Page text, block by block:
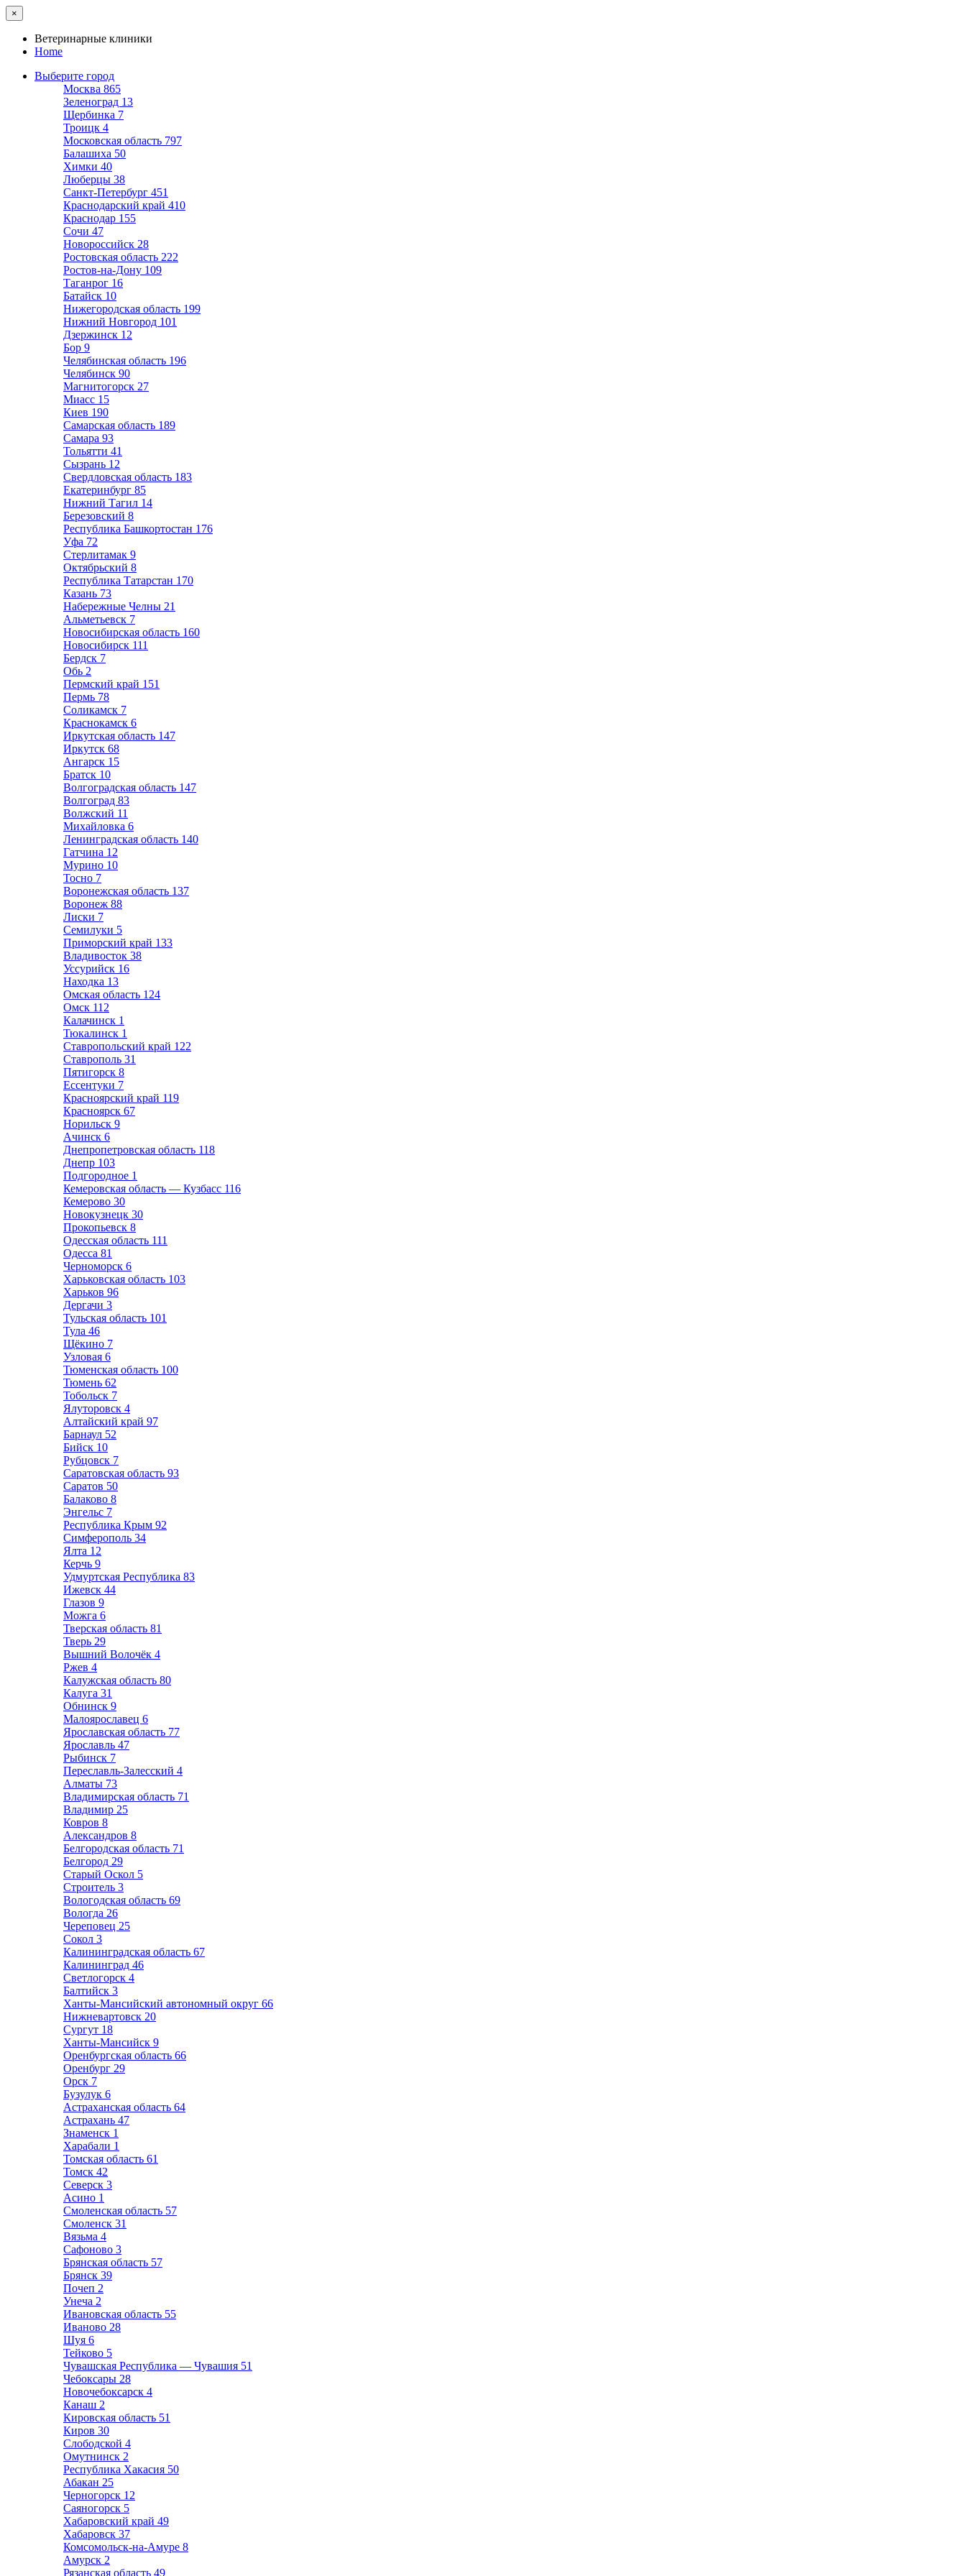
×
Ветеринарные клиники
Home
Выберите город
Москва 865
Зеленоград 13
Щербинка 7
Троицк 4
Московская область 797
Балашиха 50
Химки 40
Люберцы 38
Санкт-Петербург 451
Краснодарский край 410
Краснодар 155
Сочи 47
Новороссийск 28
Ростовская область 222
Ростов-на-Дону 109
Таганрог 16
Батайск 10
Нижегородская область 199
Нижний Новгород 101
Дзержинск 12
Бор 9
Челябинская область 196
Челябинск 90
Магнитогорск 27
Миасс 15
Киев 190
Самарская область 189
Самара 93
Тольятти 41
Сызрань 12
Свердловская область 183
Екатеринбург 85
Нижний Тагил 14
Березовский 8
Республика Башкортостан 176
Уфа 72
Стерлитамак 9
Октябрьский 8
Республика Татарстан 170
Казань 73
Набережные Челны 21
Альметьевск 7
Новосибирская область 160
Новосибирск 111
Бердск 7
Обь 2
Пермский край 151
Пермь 78
Соликамск 7
Краснокамск 6
Иркутская область 147
Иркутск 68
Ангарск 15
Братск 10
Волгоградская область 147
Волгоград 83
Волжский 11
Михайловка 6
Ленинградская область 140
Гатчина 12
Мурино 10
Тосно 7
Воронежская область 137
Воронеж 88
Лиски 7
Семилуки 5
Приморский край 133
Владивосток 38
Уссурийск 16
Находка 13
Омская область 124
Омск 112
Калачинск 1
Тюкалинск 1
Ставропольский край 122
Ставрополь 31
Пятигорск 8
Ессентуки 7
Красноярский край 119
Красноярск 67
Норильск 9
Ачинск 6
Днепропетровская область 118
Днепр 103
Подгородное 1
Кемеровская область — Кузбасс 116
Кемерово 30
Новокузнецк 30
Прокопьевск 8
Одесская область 111
Одесса 81
Черноморск 6
Харьковская область 103
Харьков 96
Дергачи 3
Тульская область 101
Тула 46
Щёкино 7
Узловая 6
Тюменская область 100
Тюмень 62
Тобольск 7
Ялуторовск 4
Алтайский край 97
Барнаул 52
Бийск 10
Рубцовск 7
Саратовская область 93
Саратов 50
Балаково 8
Энгельс 7
Республика Крым 92
Симферополь 34
Ялта 12
Керчь 9
Удмуртская Республика 83
Ижевск 44
Глазов 9
Можга 6
Тверская область 81
Тверь 29
Вышний Волочёк 4
Ржев 4
Калужская область 80
Калуга 31
Обнинск 9
Малоярославец 6
Ярославская область 77
Ярославль 47
Рыбинск 7
Переславль-Залесский 4
Алматы 73
Владимирская область 71
Владимир 25
Ковров 8
Александров 8
Белгородская область 71
Белгород 29
Старый Оскол 5
Строитель 3
Вологодская область 69
Вологда 26
Череповец 25
Сокол 3
Калининградская область 67
Калининград 46
Светлогорск 4
Балтийск 3
Ханты-Мансийский автономный округ 66
Нижневартовск 20
Сургут 18
Ханты-Мансийск 9
Оренбургская область 66
Оренбург 29
Орск 7
Бузулук 6
Астраханская область 64
Астрахань 47
Знаменск 1
Харабали 1
Томская область 61
Томск 42
Северск 3
Асино 1
Смоленская область 57
Смоленск 31
Вязьма 4
Сафоново 3
Брянская область 57
Брянск 39
Почеп 2
Унеча 2
Ивановская область 55
Иваново 28
Шуя 6
Тейково 5
Чувашская Республика — Чувашия 51
Чебоксары 28
Новочебоксарск 4
Канаш 2
Кировская область 51
Киров 30
Слободской 4
Омутнинск 2
Республика Хакасия 50
Абакан 25
Черногорск 12
Саяногорск 5
Хабаровский край 49
Хабаровск 37
Комсомольск-на-Амуре 8
Амурск 2
Рязанская область 49